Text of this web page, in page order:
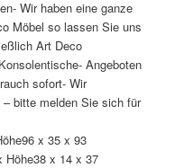
Wir haben eine ganze
Möbel so lassen Sie uns
Art Deco
Angeboten
sofort- Wir
bitte melden Sie sich für
x 35 x 93
Höhe38 x 14 x 37